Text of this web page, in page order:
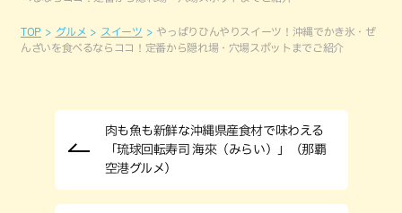
TOP グルメ スイーツ
やっぱりひんやりスイーツ！沖縄でかき氷・ぜ
んざいを食べるならココ！定番から隠れ場・穴場スポットまでご紹介
肉も魚も新鮮な沖縄県産食材で味わえる
「琉球回転寿司 海來（みらい）」（那覇
空港グルメ）